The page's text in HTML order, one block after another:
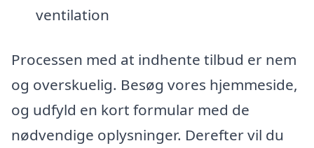
ventilation
Processen med at indhente tilbud er nem
og overskuelig. Besøg vores hjemmeside,
og udfyld en kort formular med de
nødvendige oplysninger. Derefter vil du